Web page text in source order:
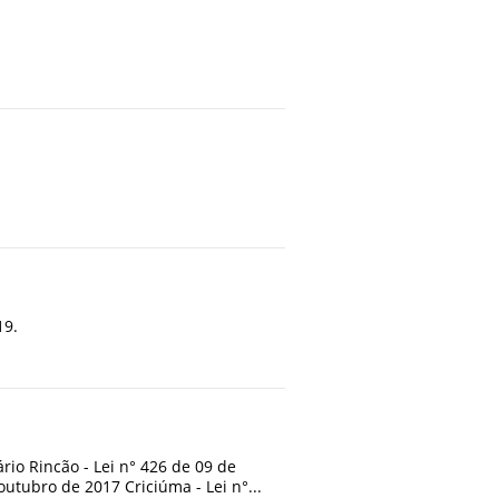
Rincão - Lei n° 426 de 09 de
de 2017 Criciúma - Lei n°...